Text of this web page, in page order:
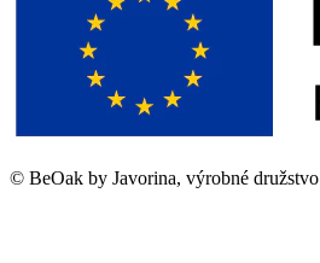
© BeOak by Javorina, výrobné družstvo